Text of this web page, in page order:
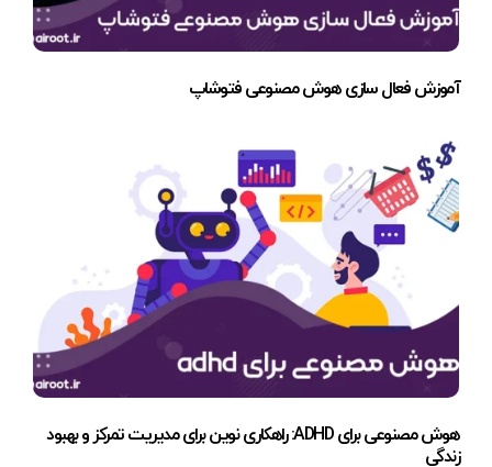
آموزش فعال سازی هوش مصنوعی فتوشاپ
هوش مصنوعی برای ADHD: راهکاری نوین برای مدیریت تمرکز و بهبود
زندگی